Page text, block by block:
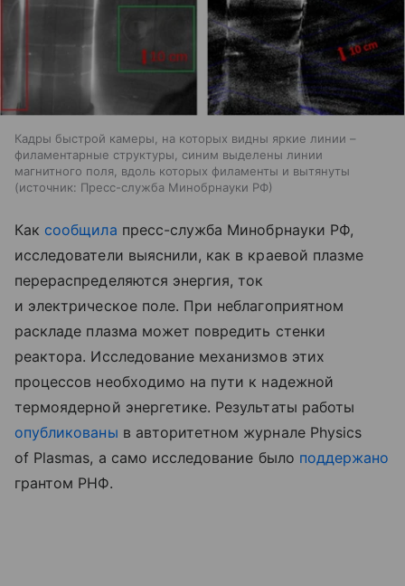
Кадры быстрой камеры, на которых видны яркие линии –
филаментарные структуры, синим выделены линии
магнитного поля, вдоль которых филаменты и вытянуты
источник: Пресс-служба Минобрнауки РФ
Как сообщила пресс-служба Минобрнауки РФ,
исследователи выяснили, как в краевой плазме
перераспределяются энергия, ток
и электрическое поле. При неблагоприятном
раскладе плазма может повредить стенки
реактора. Исследование механизмов этих
процессов необходимо на пути к надежной
термоядерной энергетике. Результаты работы
опубликованы в авторитетном журнале Physics
of Plasmas, а само исследование было поддержано
грантом РНФ.